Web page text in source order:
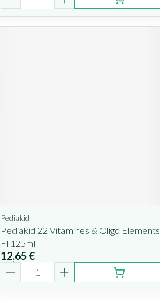
Pediakid
Pediakid 22 Vitamines & Oligo Elements
Fl 125ml
12,65 €
Quantité